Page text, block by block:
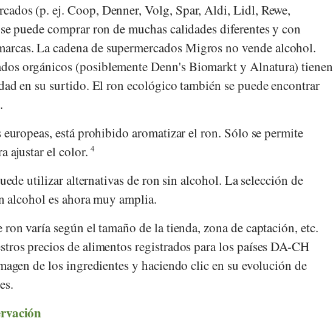
(p. ej. Coop, Denner,Volg, Spar,Aldi, Lidl, Rewe,
puede comprar ron de muchas calidades diferentes y con
La cadena de supermercadosMigrosno vende alcohol.
orgánicos (posiblementeDenn's Biomarkty Alnatura) tienen
en su surtido. El ron ecológico también se puede encontrar
está prohibido aromatizar el ron. Sólo se permite
ajustar el color.4
utilizar alternativas de ron sin alcohol. La selección de
alcohol es ahora muy amplia.
varía según el tamaño de la tienda, zona de captación, etc.
precios de alimentos registrados para los países DA-CH
de los ingredientes y haciendo clic en su evolución de